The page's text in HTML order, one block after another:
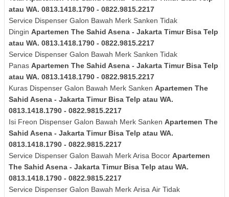
atau WA. 0813.1418.1790 - 0822.9815.2217
Service Dispenser Galon Bawah Merk Sanken Tidak
Dingin Apartemen The Sahid Asena - Jakarta Timur Bisa Telp
atau WA. 0813.1418.1790 - 0822.9815.2217
Service Dispenser Galon Bawah Merk Sanken Tidak
Panas Apartemen The Sahid Asena - Jakarta Timur Bisa Telp
atau WA. 0813.1418.1790 - 0822.9815.2217
Kuras Dispenser Galon Bawah Merk Sanken Apartemen The
Sahid Asena - Jakarta Timur Bisa Telp atau WA.
0813.1418.1790 - 0822.9815.2217
Isi Freon Dispenser Galon Bawah Merk Sanken Apartemen The
Sahid Asena - Jakarta Timur Bisa Telp atau WA.
0813.1418.1790 - 0822.9815.2217
Service Dispenser Galon Bawah Merk Arisa Bocor Apartemen
The Sahid Asena - Jakarta Timur Bisa Telp atau WA.
0813.1418.1790 - 0822.9815.2217
Service Dispenser Galon Bawah Merk Arisa Air Tidak